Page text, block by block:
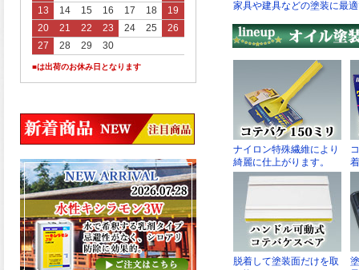
13
14 15 16 17 18
19
20
21 22 23 24 25
26
27
28 29 30
■は出荷のお休み日となります